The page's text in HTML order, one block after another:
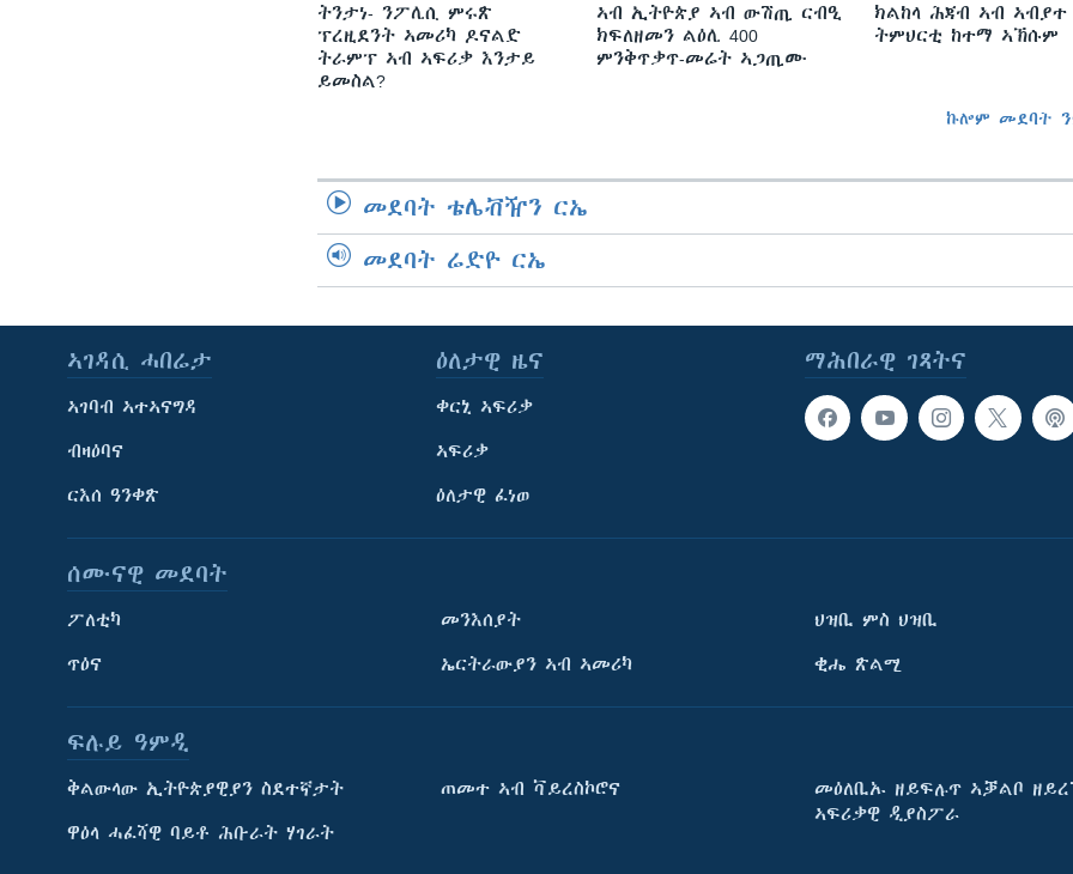
ትምህርቲ እንግሊዝኛ
ማሕበራዊ ገጻትና
ትንታነ- ንፖሊሲ ምሩጽ
ፕረዚደንት ኣመሪካ ዶናልድ
ትራምፕ ኣብ ኣፍሪቃ እንታይ
ይመስል?
ኣብ ኢትዮጵያ ኣብ ውሽጢ ርብዒ
ክፍለዘመን ልዕሊ 400
ምንቅጥቃጥ-መሬት ኣጋጢሙ
ክልከላ ሕጃብ ኣብ ኣብያተ
ትምህርቲ ከተማ ኣኽሱም
ኩሎም መደባት
መደባት ቴሌቭዥን ርኤ
መደባት ሬድዮ ርኤ
ማሕበራዊ ገጻትና
ኣገዳሲ ሓበሬታ
ኣገባብ ኣተኣናግዳ
ብዛዕባና
ርእሰ ዓንቀጽ
ዕለታዊ ዜና
ቀርኒ ኣፍሪቃ
ኣፍሪቃ
ዕለታዊ ፈነወ
ሰሙናዊ መደባት
ፖለቲካ
ጥዕና
መንእሰያት
ኤርትራውያን ኣብ ኣመሪካ
ህዝቢ ምስ ህዝቢ
ቂሔ ጽልሚ
ፍሉይ ዓምዲ
ቅልውላው ኢትዮጵያዊያን ስደተኛታት
ዋዕላ ሓፈሻዊ ባይቶ ሕቡራት ሃገራት
ጠመተ ኣብ ቫይረስኮሮና
መዕለቢኡ ዘይፍሉጥ ኣቓልቦ
ኣፍሪቃዊ ዲያስፖራ